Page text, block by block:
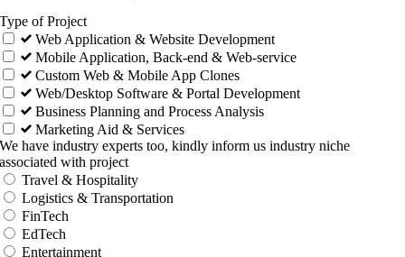
Type of Project
Web Application & Website Development
Mobile Application, Back-end & Web-service
Custom Web & Mobile App Clones
Web/Desktop Software & Portal Development
Business Planning and Process Analysis
Marketing Aid & Services
We have industry experts too, kindly inform us industry niche
associated with project
Travel & Hospitality
Logistics & Transportation
FinTech
EdTech
Entertainment